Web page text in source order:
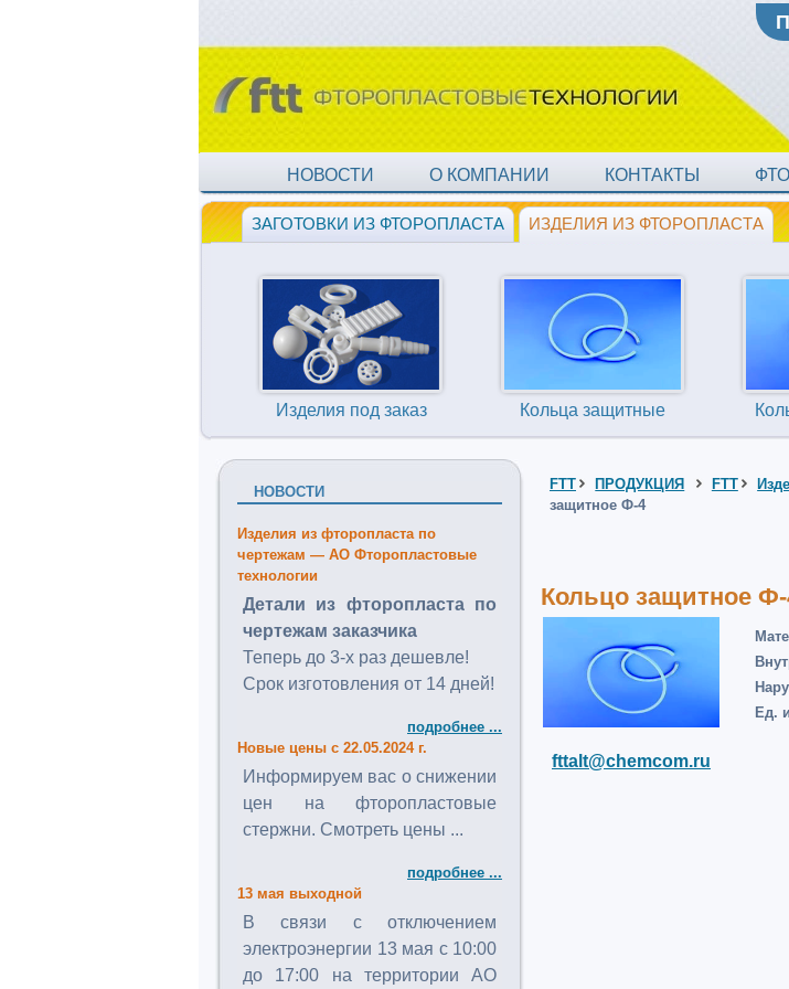
НОВОСТИ О КОМПАНИИ КОНТАКТЫ
ЗАГОТОВКИ ИЗ ФТОРОПЛАСТА ИЗДЕЛИЯ ИЗ ФТОРОПЛАСТА
Изделия под заказ Кольца защитные
НОВОСТИ
Изделия из фторопласта по
чертежам — АО Фторопластовые
технологии
Детали из фторопласта по
чертежам заказчика
Теперь до 3-х раз дешевле!
Срок изготовления от 14 дней!
подробнее ...
Новые цены с 22.05.2024 г.
Информируем вас о снижении
цен на фторопластовые
стержни. Смотреть цены ...
подробнее ...
13 мая выходной
В связи с отключением
электроэнергии 13 мая с 10:00
до 17:00 на территории АО
FTT ПРОДУКЦИЯ FTT
защитное Ф-4
Кольцо защитное Ф-
Ед.
fttalt@chemcom.ru